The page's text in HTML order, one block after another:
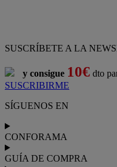
SUSCRÍBETE A LA
y consigue 10€ dto
SUSCRIBIRME
SÍGUENOS EN
CONFORAMA
GUÍA DE COMPRA